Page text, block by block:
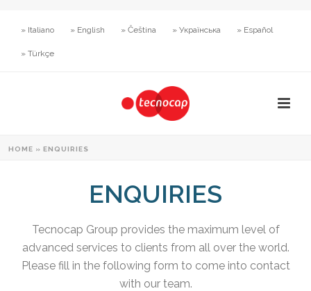
» Italiano » English » Čeština » Українська » Español
» Türkçe
HOME » ENQUIRIES
ENQUIRIES
Tecnocap Group provides the maximum level of
advanced services to clients from all over the world.
Please fill in the following form to come into contact
with our team.